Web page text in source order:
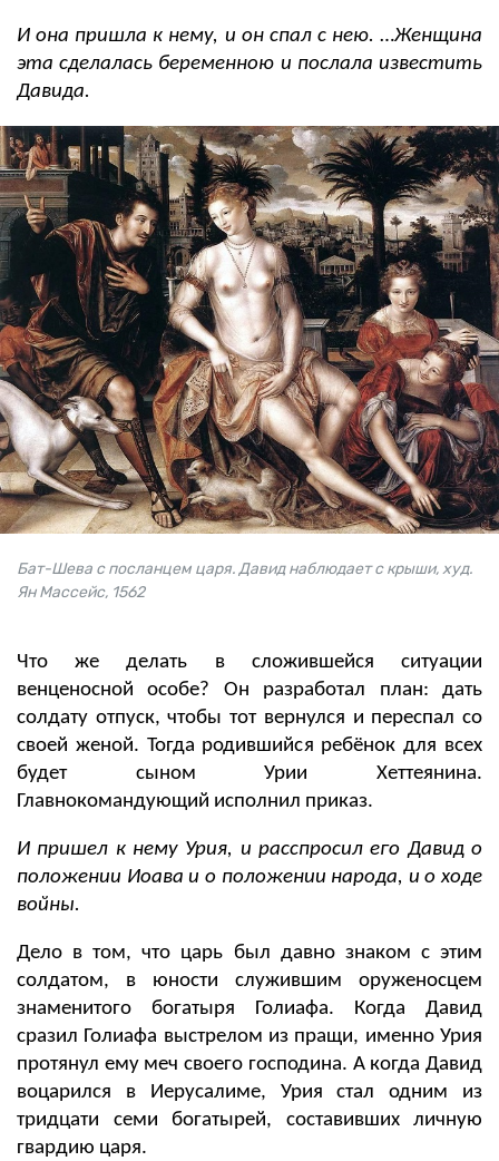
И она пришла к нему, и он спал с нею. …Женщина
эта сделалась беременною и послала известить
Давида.
Бат-Шева с посланцем царя. Давид наблюдает с крыши, худ.
Ян Массейс, 1562
Что же делать в сложившейся ситуации
венценосной особе? Он разработал
план: дать
солдату отпуск, чтобы тот вернулся и переспал со
своей женой. Тогда родившийся ребёнок для всех
будет сыном Урии Хеттеянина.
Главнокомандующий исполнил приказ.
И пришел к нему Урия, и расспросил его Давид о
положении Иоава и о положении народа, и о ходе
войны.
Дело в том, что царь был давно знаком с этим
солдатом, в юности служившим оруженосцем
знаменитого богатыря Голиафа. Когда Давид
сразил Голиафа выстрелом из пращи, именно Урия
протянул ему меч своего господина. А когда Давид
воцарился в Иерусалиме, Урия стал одним из
тридцати семи богатырей, составивших личную
гвардию царя.